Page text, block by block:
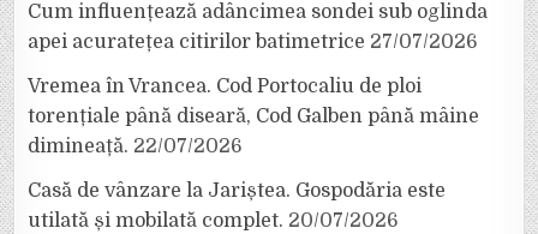
Cum influențează adâncimea sondei sub oglinda
apei acuratețea citirilor batimetrice 27/07/2026
Vremea în Vrancea. Cod Portocaliu de ploi
torențiale până diseară, Cod Galben până mâine
dimineață. 22/07/2026
Casă de vânzare la Jariștea. Gospodăria este
utilată și mobilată complet. 20/07/2026